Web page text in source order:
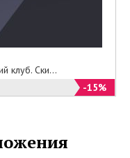
клуб. Ски...
-15%